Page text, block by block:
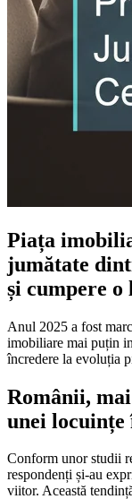
Piața
jumătate
și cumpere o
Anul 2025 a fost
imobiliare mai puțin
încredere la evoluția
Românii,
unei locuințe
Conform unor studii
respondenți și-au
viitor. Această